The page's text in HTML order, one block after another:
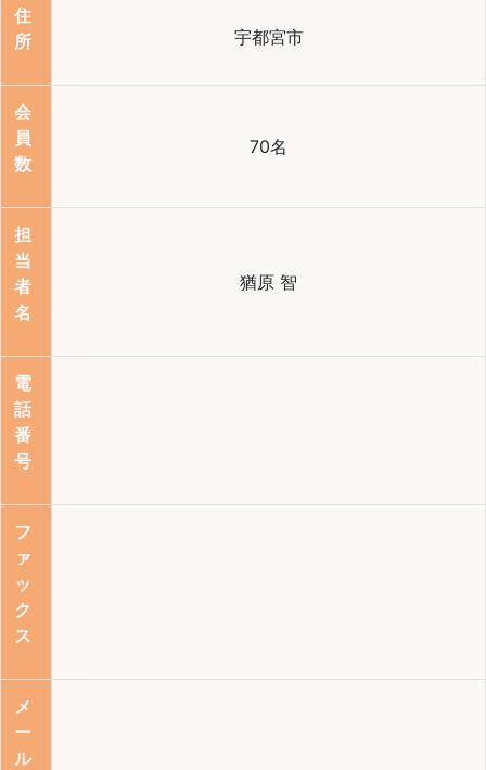
住
所
宇都宮市
会
員
数
70名
担
当
者
名
猶原 智
電
話
番
号
フ
ァ
ッ
ク
ス
メ
ー
ル